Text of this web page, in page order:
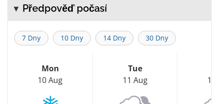
Předpověď počasí
7 Dny 10 Dny 14 Dny 30 Dny
Mon
10 Aug
Tue
11 Aug
12